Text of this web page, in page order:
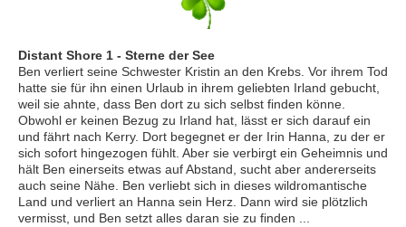
Distant Shore 1 - Sterne der See
Ben verliert seine Schwester Kristin an den Krebs. Vor ihrem Tod
hatte sie für ihn einen Urlaub in ihrem geliebten Irland gebucht,
weil sie ahnte, dass Ben dort zu sich selbst finden könne.
Obwohl er keinen Bezug zu Irland hat, lässt er sich darauf ein
und fährt nach Kerry. Dort begegnet er der Irin Hanna, zu der er
sich sofort hingezogen fühlt. Aber sie verbirgt ein Geheimnis und
hält Ben einerseits etwas auf Abstand, sucht aber andererseits
auch seine Nähe. Ben verliebt sich in dieses wildromantische
Land und verliert an Hanna sein Herz. Dann wird sie plötzlich
vermisst, und Ben setzt alles daran sie zu finden ...